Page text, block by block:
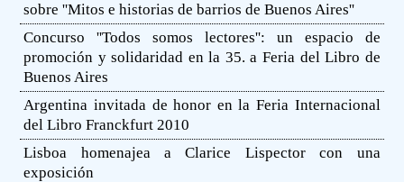
sobre ''Mitos e historias de barrios de Buenos Aires''
Concurso ''Todos somos lectores'': un espacio de
promoción y solidaridad en la 35. a Feria del Libro de
Buenos Aires
Argentina invitada de honor en la Feria Internacional
del Libro Franckfurt 2010
Lisboa homenajea a Clarice Lispector con una
exposición